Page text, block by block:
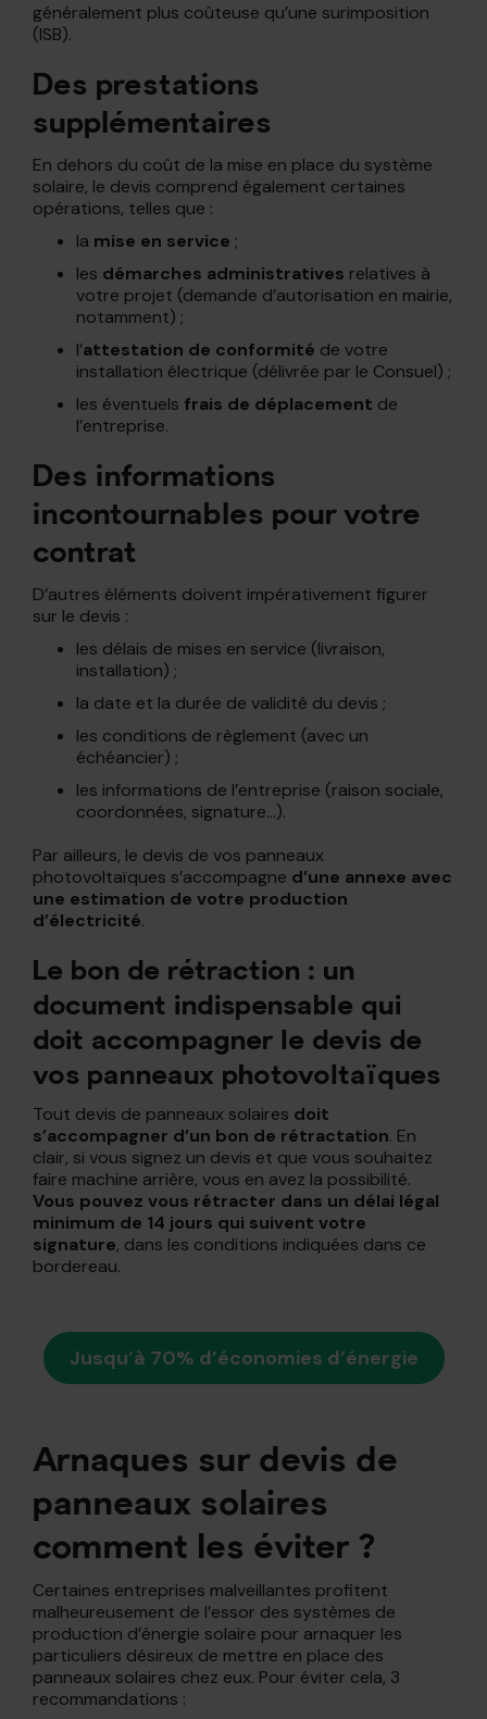
généralement plus coûteuse qu’une surimposition
(ISB).
Des prestations
supplémentaires
En dehors du coût de la mise en place du système
solaire, le devis comprend également certaines
opérations, telles que :
la mise en service ;
les démarches administratives relatives à
votre projet (demande d’autorisation en mairie,
notamment) ;
l’attestation de conformité de votre
installation électrique (délivrée par le Consuel) ;
les éventuels frais de déplacement de
l’entreprise.
Des informations
incontournables pour votre
contrat
D’autres éléments doivent impérativement figurer
sur le devis :
les délais de mises en service (livraison,
installation) ;
la date et la durée de validité du devis ;
les conditions de règlement (avec un
échéancier) ;
les informations de l’entreprise (raison sociale,
coordonnées, signature…).
Par ailleurs, le devis de vos panneaux
photovoltaïques s’accompagne d’une annexe avec
une estimation de votre production
d’électricité.
Le bon de rétraction : un
document indispensable qui
doit accompagner le devis de
vos panneaux photovoltaïques
Tout devis de panneaux solaires doit
s’accompagner d’un bon de rétractation. En
clair, si vous signez un devis et que vous souhaitez
faire machine arrière, vous en avez la possibilité.
Vous pouvez vous rétracter dans un délai légal
minimum de 14 jours qui suivent votre
signature, dans les conditions indiquées dans ce
bordereau.
Jusqu’à 70% d’économies d’énergie
Arnaques sur devis de
panneaux solaires
comment les éviter ?
Certaines entreprises malveillantes profitent
malheureusement de l’essor des systèmes de
production d’énergie solaire pour arnaquer les
particuliers désireux de mettre en place des
panneaux solaires chez eux. Pour éviter cela, 3
recommandations :